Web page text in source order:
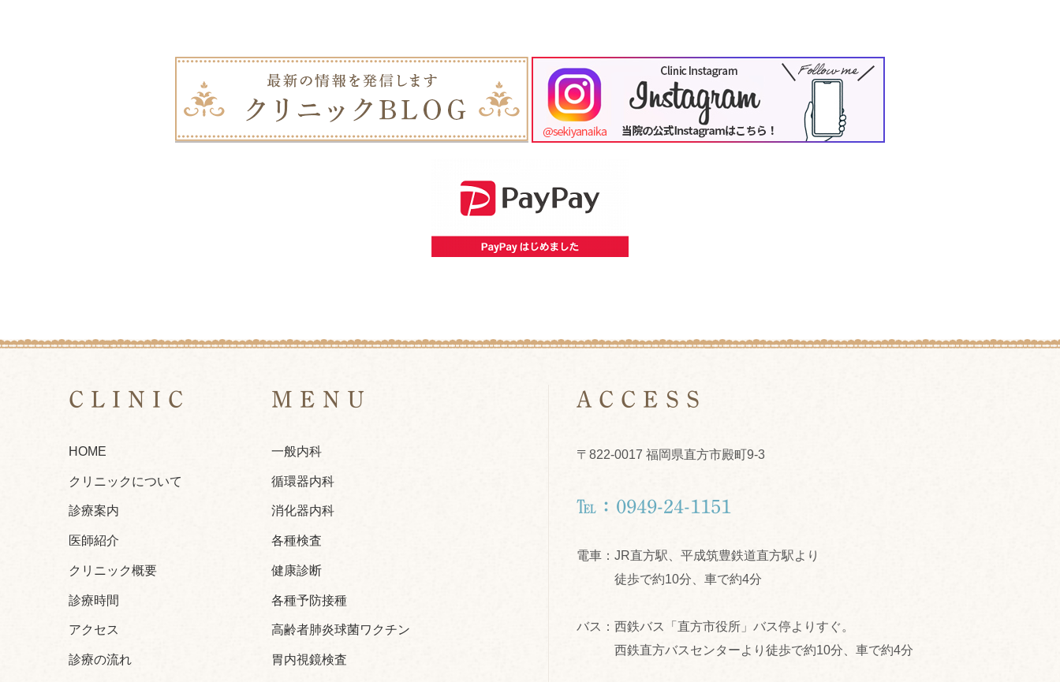
CLINIC
HOME
クリニックについて
診療案内
医師紹介
クリニック概要
診療時間
アクセス
診療の流れ
MENU
一般内科
循環器内科
消化器内科
各種検査
健康診断
各種予防接種
高齢者肺炎球菌ワクチン
胃内視鏡検査
ACCESS
〒822-0017 福岡県直方市殿町9-3
℡：0949-24-1151
電車：JR直方駅、平成筑豊鉄道直方駅より
徒歩で約10分、車で約4分
バス：西鉄バス「直方市役所」バス停よりすぐ。
西鉄直方バスセンターより徒歩で約10分、車で約4分